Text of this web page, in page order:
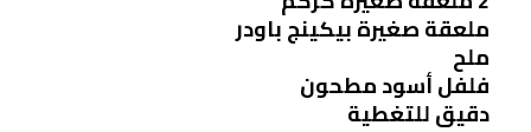
ملعقة صغيرة بيكينج باودر
ملح
فلفل أسود مطحون
دقيق للتغطية